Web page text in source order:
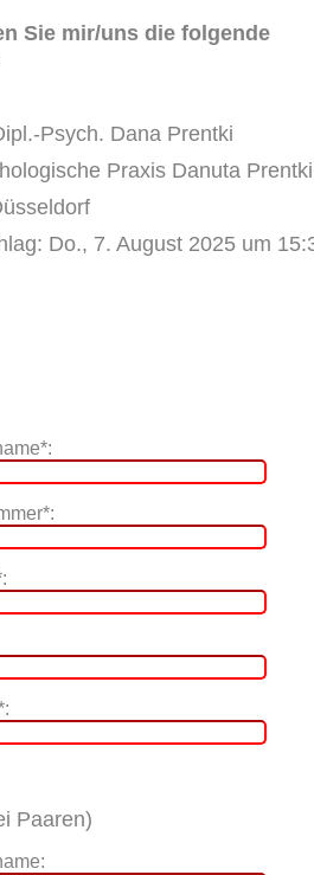
Sie mir/uns die folgende
Psych. Dana Prentki
Praxis Danuta Prentki
Do., 7. August 2025 um
Paaren)